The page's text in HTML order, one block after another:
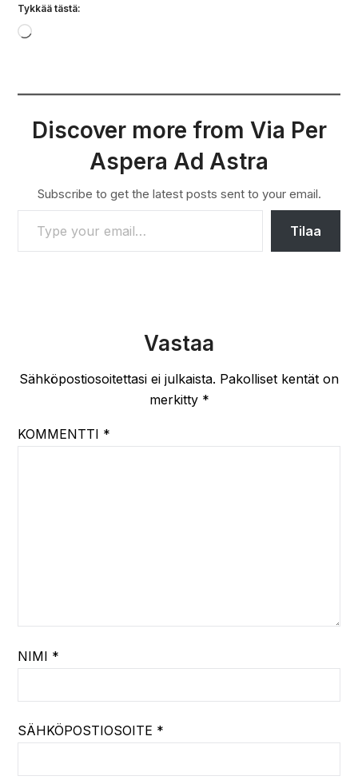
Tykkää tästä:
Loading…
Discover more from Via Per
Aspera Ad Astra
Subscribe to get the latest posts sent to your email.
TYPE YOUR EMAIL…
Tilaa
Vastaa
Sähköpostiosoitettasi ei julkaista. Pakolliset kentät on
merkitty *
KOMMENTTI *
NIMI *
SÄHKÖPOSTIOSOITE *